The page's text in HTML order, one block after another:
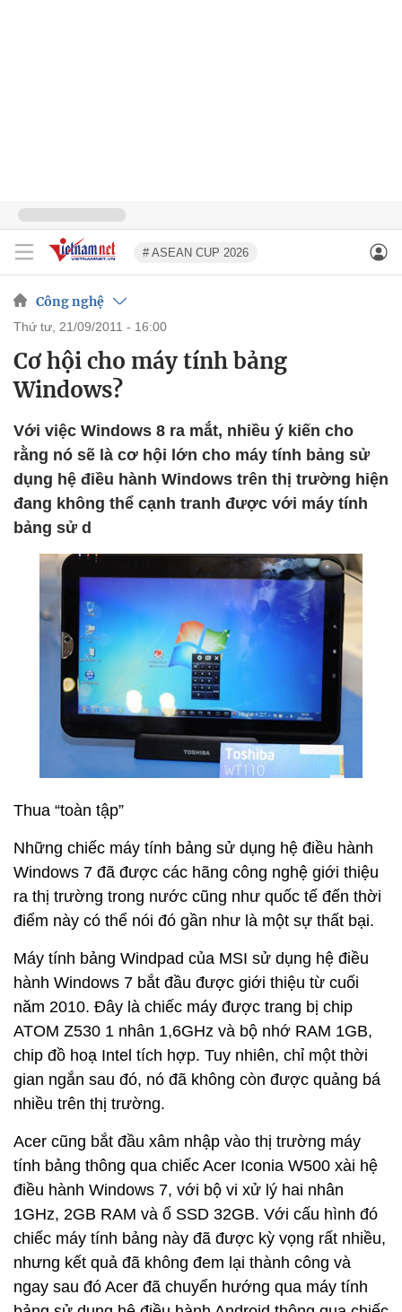
# ASEAN CUP 2026
Công nghệ
thứ tư, 21/09/2011 - 16:00
Cơ hội cho máy tính bảng
Windows?
Với việc Windows 8 ra mắt, nhiều ý kiến cho
rằng nó sẽ là cơ hội lớn cho máy tính bảng sử
dụng hệ điều hành Windows trên thị trường hiện
đang không thể cạnh tranh được với máy tính
bảng sử d
Thua “toàn tập”
Những chiếc máy tính bảng sử dụng hệ điều hành
Windows 7 đã được các hãng công nghệ giới thiệu
ra thị trường trong nước cũng như quốc tế đến thời
điểm này có thể nói đó gần như là một sự thất bại.
Máy tính bảng Windpad của MSI sử dụng hệ điều
hành Windows 7 bắt đầu được giới thiệu từ cuối
năm 2010. Đây là chiếc máy được trang bị chip
ATOM Z530 1 nhân 1,6GHz và bộ nhớ RAM 1GB,
chip đồ hoạ Intel tích hợp. Tuy nhiên, chỉ một thời
gian ngắn sau đó, nó đã không còn được quảng bá
nhiều trên thị trường.
Acer cũng bắt đầu xâm nhập vào thị trường máy
tính bảng thông qua chiếc Acer Iconia W500 xài hệ
điều hành Windows 7, với bộ vi xử lý hai nhân
1GHz, 2GB RAM và ổ SSD 32GB. Với cấu hình đó
chiếc máy tính bảng này đã được kỳ vọng rất nhiều,
nhưng kết quả đã không đem lại thành công và
ngay sau đó Acer đã chuyển hướng qua máy tính